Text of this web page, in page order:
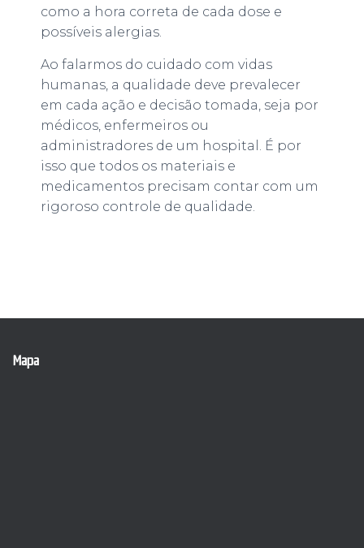
como a hora correta de cada dose e
possíveis alergias.
Ao falarmos do cuidado com vidas
humanas, a qualidade deve prevalecer
em cada ação e decisão tomada, seja por
médicos, enfermeiros ou
administradores de um hospital. É por
isso que todos os materiais e
medicamentos precisam contar com um
rigoroso controle de qualidade.
Mapa